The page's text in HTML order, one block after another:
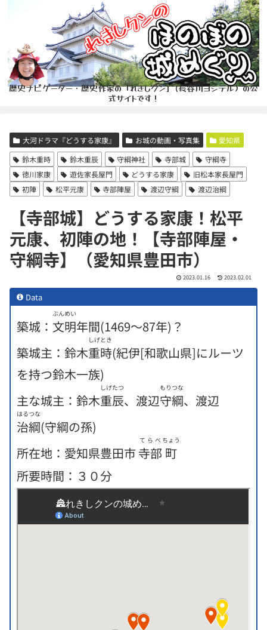
歴史ナビゲーター・歴史作家の「れきしクン」(長谷川ヨシテル）の公
式サイトです！
大河ドラマ『どうする家康』 お城の動画・写真集
愛知県
鈴木重時
鈴木重辰 守綱神社 寺部城
守綱寺
徳川家康
遊佐家長屋門 どうする家康
旧松本家長屋門
初陣
松平元康 寺部陣屋 渡辺守綱 渡辺治綱
【寺部城】どうする家康！松平
元康、初陣の地！【寺部陣屋・
守綱寺】（愛知県豊田市）
2023.01.16 2023.02.01
Data
築城： 文明
ぶんめい
年間(1469〜87年)？
築城主：鈴木重時
しげとき
(紀伊[和歌山県]にルーツ
を持つ鈴木一族)
主な城主：鈴木重辰
しげたつ
、渡辺守綱
もりつな
、渡辺
治綱
はるつな
(守綱の孫)
所在地：愛知県豊田市 寺部
てらべ
町
ちょう
所要時間：３０分